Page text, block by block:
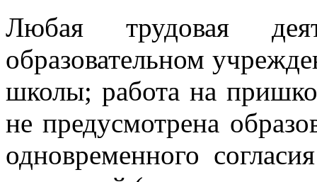
Любая трудовая
образовательном
школы; работа на
не предусмотрена
одновременного